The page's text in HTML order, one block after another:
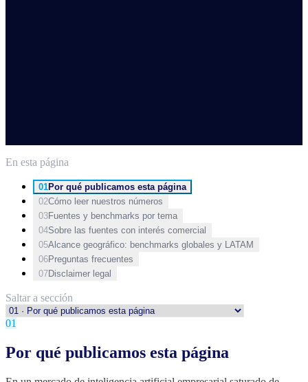
En esta página
01Por qué publicamos esta página
02Cómo leer nuestros números
03Fuentes y benchmarks por tema
04Sobre las fuentes con interés comercial
05Alcance geográfico: benchmarks globales y LATAM
06Preguntas frecuentes
07Disclaimer legal
Saltar a sección
01
Por qué publicamos esta página